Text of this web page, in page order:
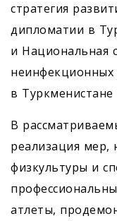
стратегия
дипломатии в
и Национальная
неинфекционных
в Туркменистане
В
реализация мер,
физкультуры и
атлеты,